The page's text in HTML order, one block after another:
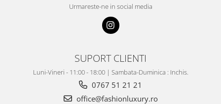
Urmareste-ne in social media
SUPORT CLIENTI
Luni-Vineri - 11:00 - 18:00 | Sambata-Duminica : Inchis.
0767 51 21 21
office@fashionluxury.ro